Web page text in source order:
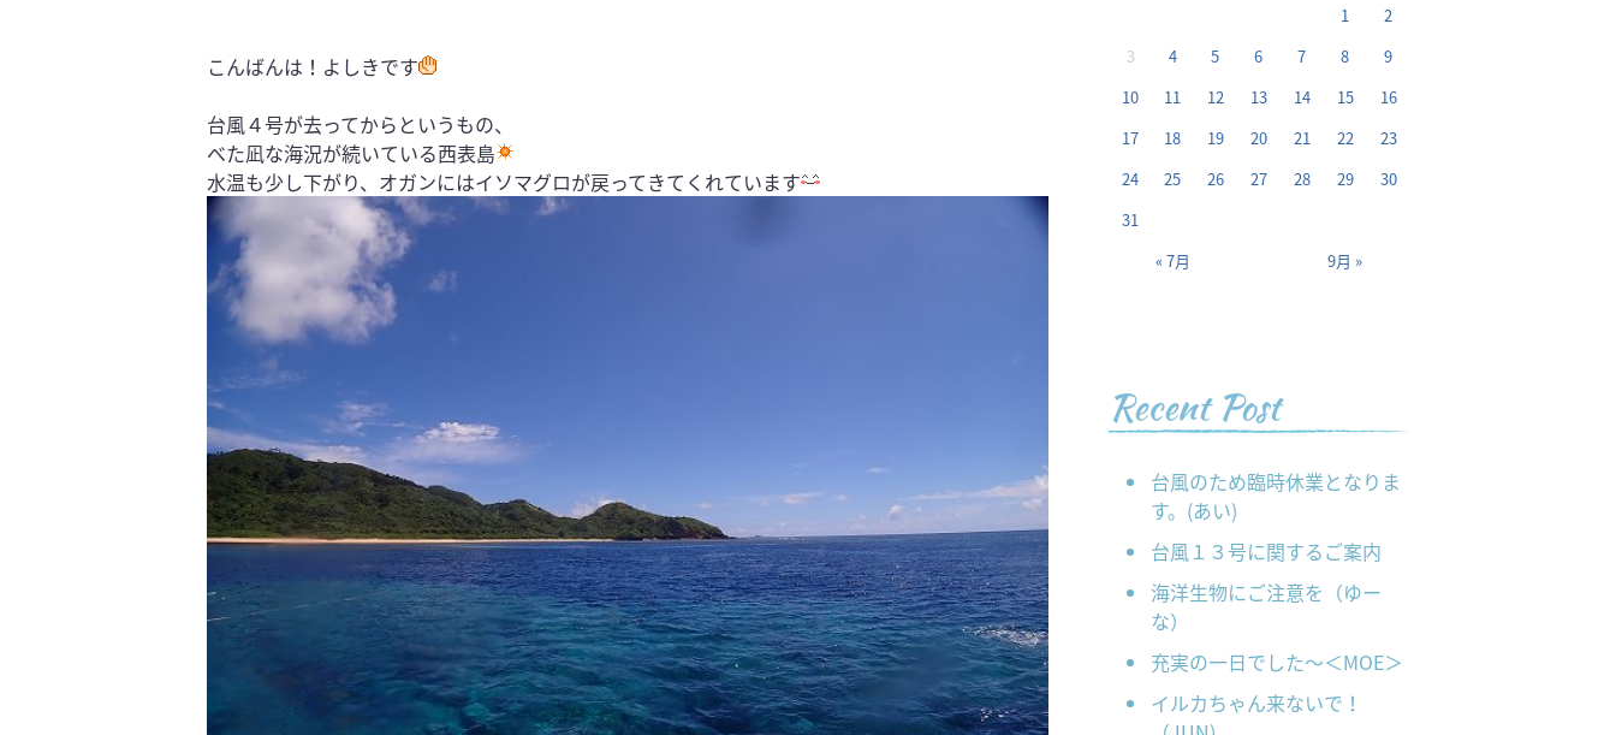
« 7月 9月 »
1
2
3
4 5 6 7 8
9
10
11 12 13 14 15
16
17
18 19 20 21 22
23
24
25 26 27 28 29
30
31
Recent Post
台風のため臨時休業となりま
す。(あい)
台風１３号に関するご案内
海洋生物にご注意を（ゆー
な）
充実の一日でした～＜MOE＞
イルカちゃん来ないで！
こんばんは！よしきです
台風４号が去ってからというもの、
べた凪な海況が続いている西表島
水温も少し下がり、オガンにはイソマグロが戻ってきてくれています